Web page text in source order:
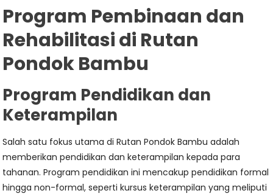
Program Pembinaan dan
Rehabilitasi di Rutan
Pondok Bambu
Program Pendidikan dan
Keterampilan
Salah satu fokus utama di Rutan Pondok Bambu adalah
memberikan pendidikan dan keterampilan kepada para
tahanan. Program pendidikan ini mencakup pendidikan formal
hingga non-formal, seperti kursus keterampilan yang meliputi